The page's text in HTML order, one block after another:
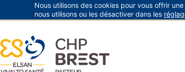
Groupe Vivalto Santé Entre nous, la vie
Nous utilisons des cookies pour vous offrir
nous utilisons ou les désactiver dans les